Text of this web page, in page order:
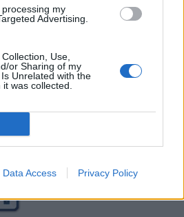
my
Advertising.
Use,
or Sharing of my
Unrelated with the
was collected.
Data Access Privacy Policy
U21 EM-kisat 2025 – tässä